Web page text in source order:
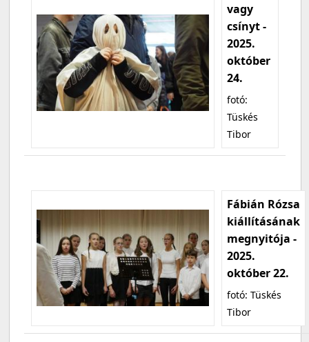
vagy
csínyt -
2025.
október
24.
fotó:
Tüskés
Tibor
Fábián Rózsa
kiállításának
megnyitója -
2025.
október 22.
fotó: Tüskés
Tibor